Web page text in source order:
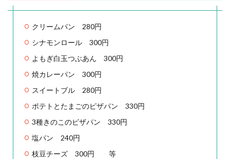
クリームパン 280円
シナモンロール 300円
よもぎ白玉つぶあん 300円
焼カレーパン 300円
スイートブル 280円
ポテトとたまごのピザパン 330円
3種きのこのピザパン 330円
塩パン 240円
枝豆チーズ 300円 等